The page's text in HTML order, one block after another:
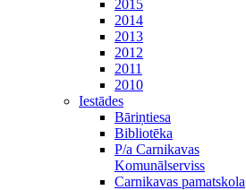
2015
2014
2013
2012
2011
2010
Iestādes
Bāriņtiesa
Bibliotēka
P/a Carnikavas
Komunālserviss
Carnikavas pamatskola